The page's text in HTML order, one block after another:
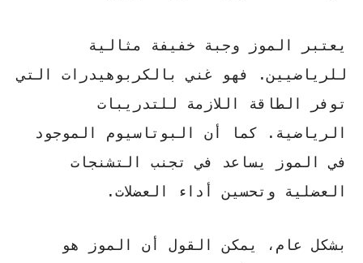
يعتبر الموز وجبة خفيفة مثالية
للرياضيين. فهو غني بالكربوهيدرات التي
توفر الطاقة اللازمة للتدريبات
الرياضية. كما أن البوتاسيوم الموجود
في الموز يساعد في تجنب التشنجات
العضلية وتحسين أداء العضلات.
بشكل عام، يمكن القول أن الموز هو